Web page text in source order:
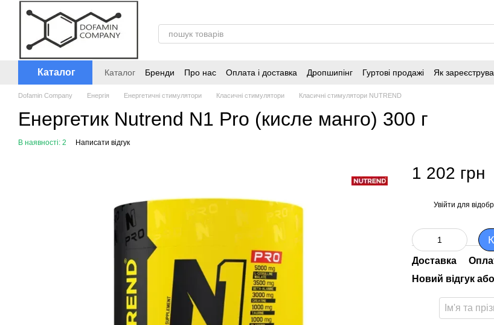
Перейти до основного контенту
Каталог Каталог Бренди Про нас Оплата і доставка Дропшипінг Гуртові продажі Як
Dofamin Company Енергія Енергетичні стимулятори Класичні стимулятори Класичні стимулятори NUTREND
Енергетик Nutrend N1 Pro (кисле манго) 300 г
В наявності: 2 Написати відгук
1 202 грн
Увійти для
Доставка
Новий відгук